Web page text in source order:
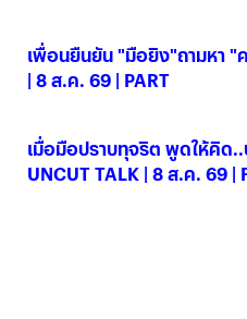
เพื่อนยืนยัน "มือยิง"ถามหา "
| 8 ส.ค. 69 | PART
เมื่อมือปราบทุจริต พูดให้คิด..
UNCUT TALK | 8 ส.ค. 69 |